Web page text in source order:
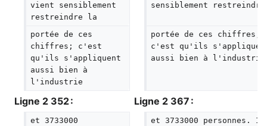
vient sensiblement
restreindre la
sensiblement
portée de ces
chiffres; c'est
qu'ils s'appliquent
aussi bien à
l'industrie
portée de ces chiffres;
c'est qu'ils
aussi bien à l'industrie
Ligne 2 352 : Ligne 2 367 :
et 3733000 et 3733000 personnes.